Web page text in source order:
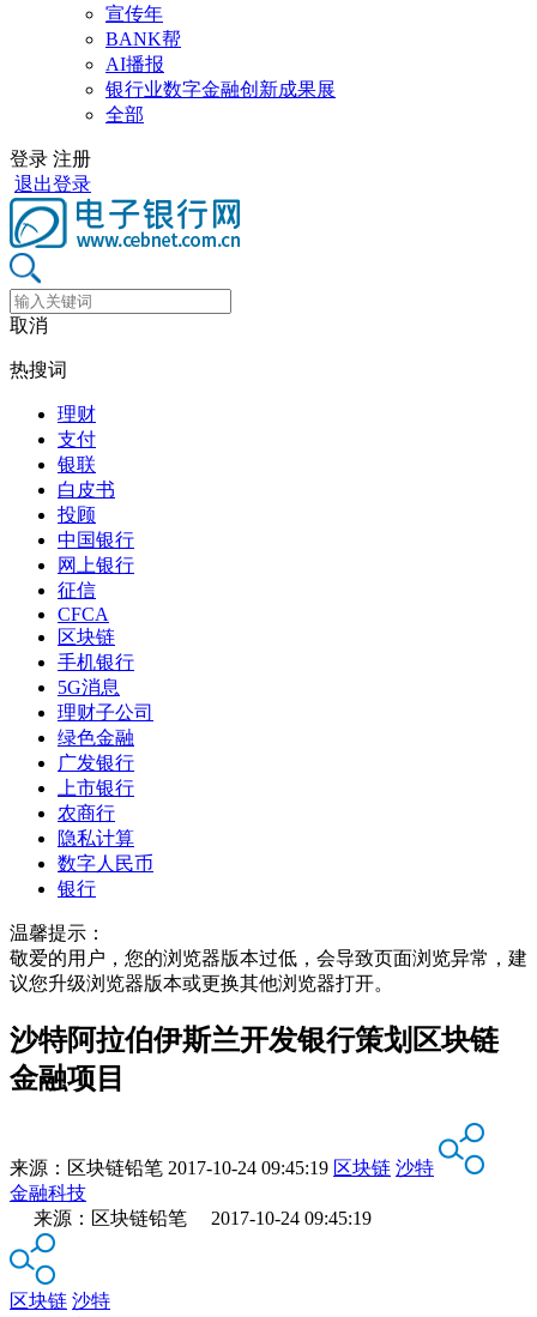
宣传年
BANK帮
AI播报
银行业数字金融创新成果展
全部
登录 注册
退出登录
取消
热搜词
理财
支付
银联
白皮书
投顾
中国银行
网上银行
征信
CFCA
区块链
手机银行
5G消息
理财子公司
绿色金融
广发银行
上市银行
农商行
隐私计算
数字人民币
银行
温馨提示：
敬爱的用户，您的浏览器版本过低，会导致页面浏览异常，建
议您升级浏览器版本或更换其他浏览器打开。
沙特阿拉伯伊斯兰开发银行策划区块链
金融项目
来源： 区块链铅笔 2017-10-24 09:45:19 区块链 沙特
金融科技
来源：区块链铅笔 2017-10-24 09:45:19
区块链 沙特